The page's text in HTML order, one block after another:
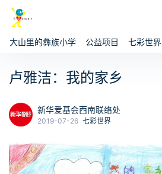
大山里的彝族小学 公益项目 七彩世界
卢雅洁：我的家乡
新华爱基会西南联络处
2019-07-26 七彩世界